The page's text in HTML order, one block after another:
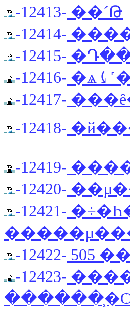
-12413- ��´Թ
-12414-
-12415-
-12416-
-12417-
-12418-
-12419-
-12420- ��µ��
-12421-
-12422- 505
-12423-